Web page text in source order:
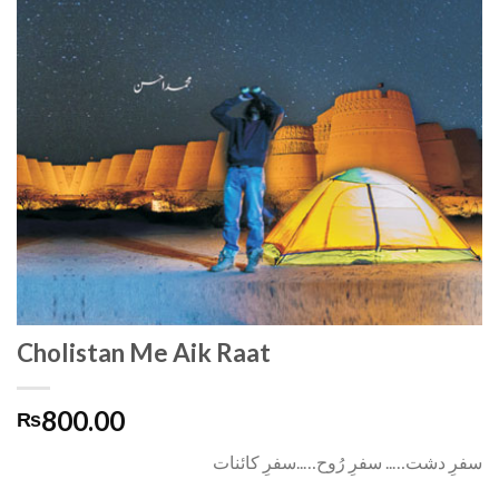
Cholistan Me Aik Raat
₨800.00
سفرِ دشت….. سفرِ رُوح…..سفرِ کائنات